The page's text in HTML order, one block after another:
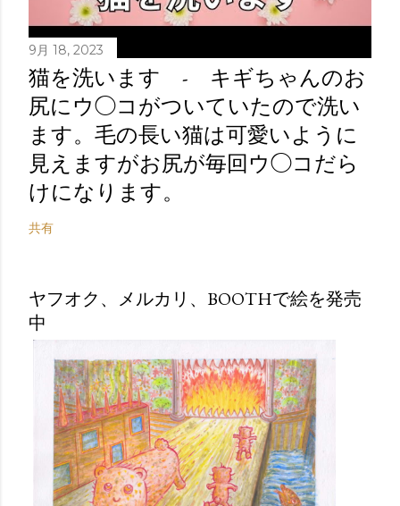
9月 18, 2023
猫を洗います - キギちゃんのお
尻にウ◯コがついていたので洗い
ます。毛の長い猫は可愛いように
見えますがお尻が毎回ウ◯コだら
けになります。
共有
ヤフオク、メルカリ、BOOTHで絵を発売
中